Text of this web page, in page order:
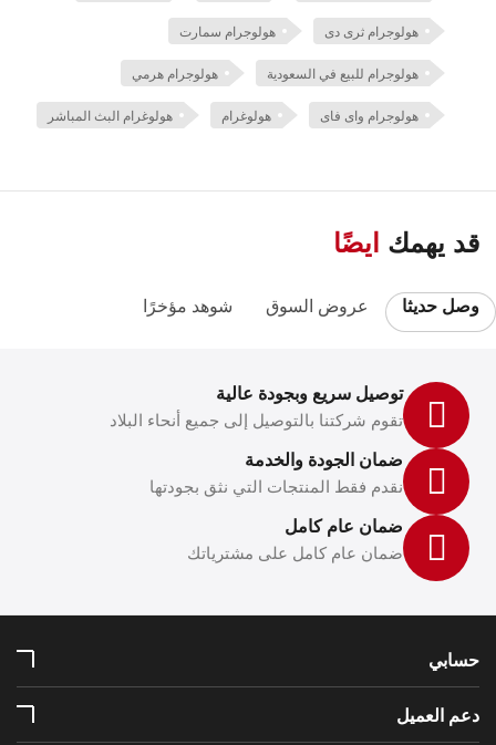
هولوجرام ثرى دى هولوجرام سمارت
هولوجرام للبيع في السعودية هولوجرام هرمي
هولوجرام واى فاى هولوغرام هولوغرام البث المباشر
قد يهمك ايضًا
وصل حديثا عروض السوق شوهد مؤخرًا
توصيل سريع وبجودة عالية
تقوم شركتنا بالتوصيل إلى جميع أنحاء البلاد
ضمان الجودة والخدمة
نقدم فقط المنتجات التي نثق بجودتها
ضمان عام كامل
ضمان عام كامل على مشترياتك
حسابي
دعم العميل